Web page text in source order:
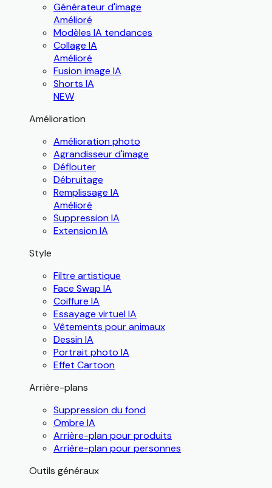
Générateur d'image
Amélioré
Modèles IA tendances
Collage IA
Amélioré
Fusion image IA
Shorts IA
NEW
Amélioration
Amélioration photo
Agrandisseur d'image
Déflouter
Débruitage
Remplissage IA
Amélioré
Suppression IA
Extension IA
Style
Filtre artistique
Face Swap IA
Coiffure IA
Essayage virtuel IA
Vêtements pour animaux
Dessin IA
Portrait photo IA
Effet Cartoon
Arrière-plans
Suppression du fond
Ombre IA
Arrière-plan pour produits
Arrière-plan pour personnes
Outils généraux